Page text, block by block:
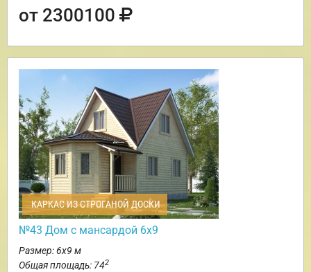
от 2300100
КАРКАС ИЗ СТРОГАНОЙ ДОСКИ
№43 Дом с мансардой 6х9
Размер: 6х9 м
Общая площадь: 742